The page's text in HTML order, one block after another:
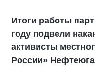
Итоги работы
году подвели
активисты
России»